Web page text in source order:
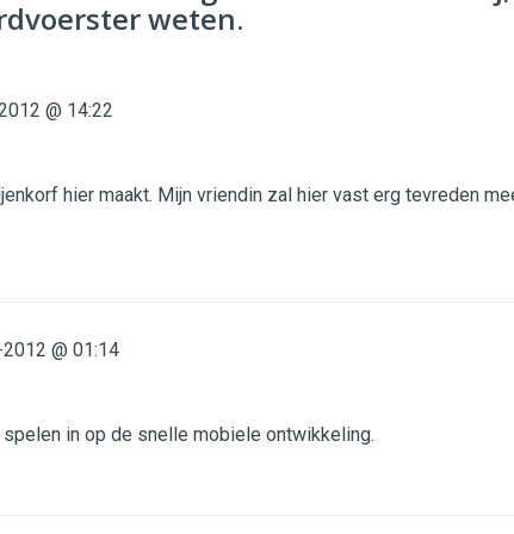
weten.
@ 14:22
hier maakt. Mijn vriendin zal hier vast erg tevreden
@ 01:14
in op de snelle mobiele ontwikkeling.